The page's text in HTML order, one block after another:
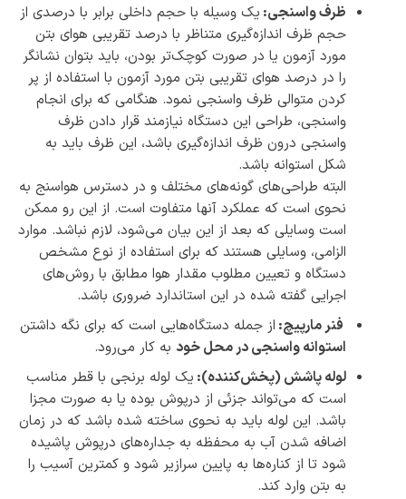
ظرف واسنجی: یک وسیله با حجم داخلی برابر با درصدی از
حجم ظرف اندازه‌گیری متناظر با درصد تقریبی هوای بتن
مورد آزمون یا در صورت کوچک‌تر بودن، باید بتوان نشانگر
را در درصد هوای تقریبی بتن مورد آزمون با استفاده از پر
کردن متوالی ظرف واسنجی نمود. هنگامی که برای انجام
واسنجی، طراحی این دستگاه نیازمند قرار دادن ظرف
واسنجی درون ظرف اندازه‌گیری باشد، این ظرف باید به
شکل استوانه باشد.
البته طراحی‌های گونه‌های مختلف و در دسترس هواسنج به
نحوی است که عملکرد آنها متفاوت است. از این رو ممکن
است وسایلی که بعد از این بیان می‌شود، لازم نباشد. موارد
الزامی، وسایلی هستند که برای استفاده از نوع مشخص
دستگاه و تعیین مطلوب مقدار هوا مطابق با روش‌های
اجرایی گفته شده در این استاندارد ضروری باشد.
فنر مارپیچ: از جمله دستگاه‌هایی است که برای نگه داشتن
استوانه واسنجی در محل خود به کار می‌رود.
لوله پاشش (پخش‌کننده): یک لوله برنجی با قطر مناسب
است که می‌تواند جزئی از درپوش بوده یا به صورت مجزا
باشد. این لوله باید به نحوی ساخته شده باشد که در زمان
اضافه شدن آب به محفظه به جداره‌های درپوش پاشیده
شود تا از کناره‌ها به پایین سرازیر شود و کمترین آسیب را
به بتن وارد کند.